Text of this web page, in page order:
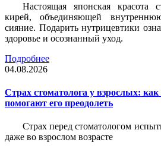
Настоящая японская красота
кирей, объединяющей
сияние. Подарить нутрицевтики
здоровье и осознанный уход.
Подробнее
04.08.2026
Страх стоматолога у взрослых:
помогают его преодолеть
Страх перед стоматологом
даже во взрослом возрасте